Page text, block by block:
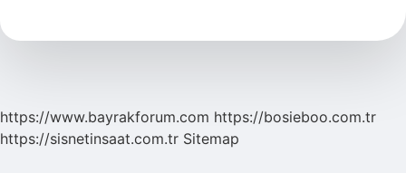
Ölçülür
https://www.bayrakforum.com https://bosieboo.com.tr
https://sisnetinsaat.com.tr Sitemap